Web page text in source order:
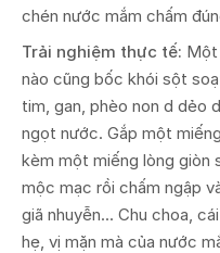
chén nước mắm chấm
Trải nghiệm thực tế: Một
nào cũng bốc khói sột
tim, gan, phèo non d dẻo
ngọt nước. Gắp một
kèm một miếng lòng giòn
mộc mạc rồi chấm ngập
giã nhuyễn... Chu choa,
hẹ, vị mặn mà của nước